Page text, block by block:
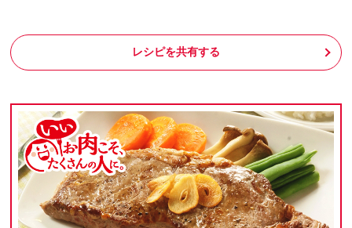
レシピを共有する